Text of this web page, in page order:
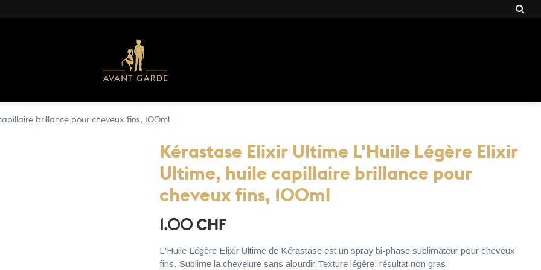
brillance pour cheveux fins, 100ml
Kérastase Elixir Ultime L'Huile Légère Elixir
Ultime, huile capillaire brillance pour
cheveux fins, 100ml
1.00 CHF
L'Huile Légère Elixir Ultime de Kérastase est un spray bi-phase sublimateur pour cheveux
fins. Sublime la chevelure sans alourdir.Texture légère, résultat non gras.